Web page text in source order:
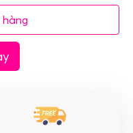
hàng